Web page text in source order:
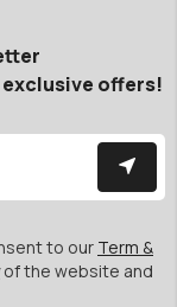
offers!
to our Term &
of the website and